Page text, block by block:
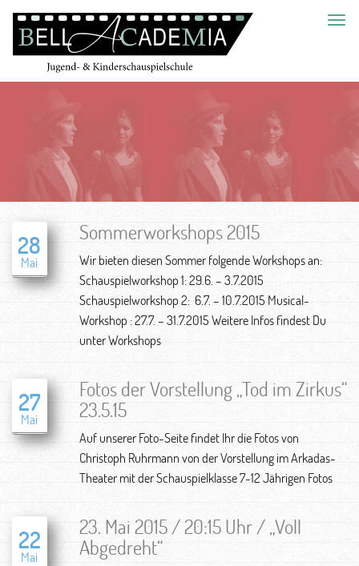
28
Mai
Sommerworkshops 2015
Wir bieten diesen Sommer folgende Workshops an:
Schauspielworkshop 1: 29.6. – 3.7.2015
Schauspielworkshop 2: 6.7. – 10.7.2015 Musical-
Workshop : 27.7. – 31.7.2015 Weitere Infos findest Du
unter Workshops
27
Mai
Fotos der Vorstellung „Tod im Zirkus“
23.5.15
Auf unserer Foto-Seite findet Ihr die Fotos von
Christoph Ruhrmann von der Vorstellung im Arkadas-
Theater mit der Schauspielklasse 7-12 Jährigen Fotos
22
Mai
23. Mai 2015 / 20:15 Uhr / „Voll
Abgedreht“